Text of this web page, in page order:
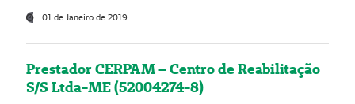
01 de Janeiro de 2019
Prestador CERPAM – Centro de Reabilitação
S/S Ltda-ME (52004274-8)